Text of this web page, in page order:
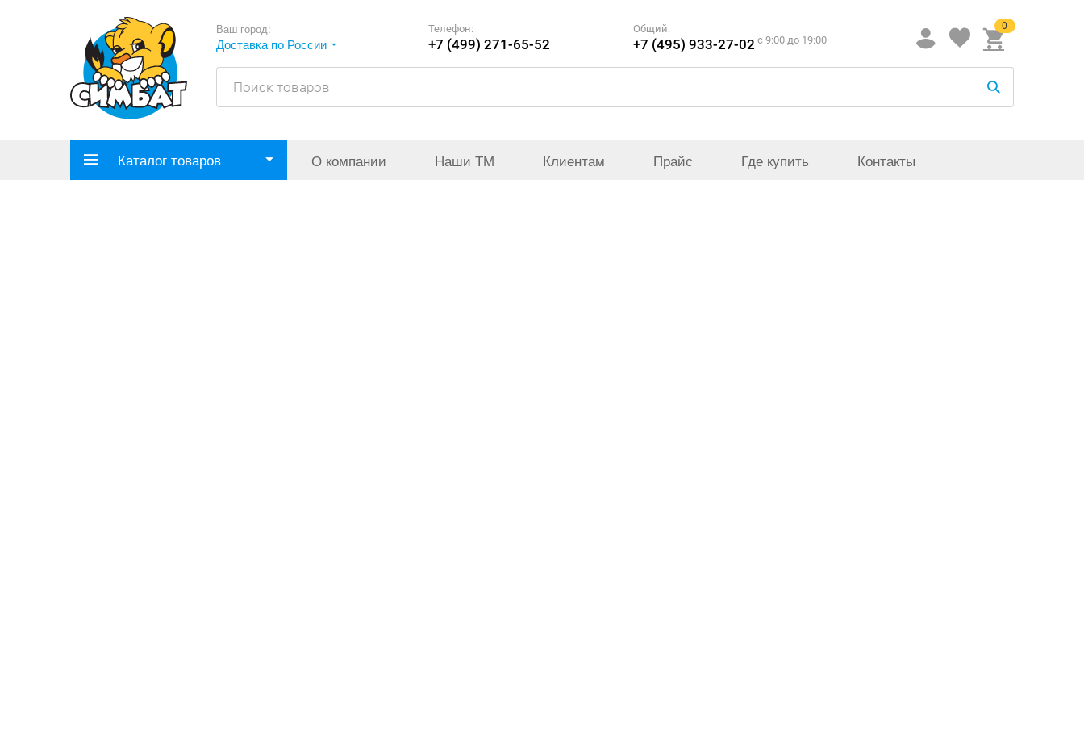
Ваш город:
Доставка по России
Телефон:
+7 (499) 271-65-52
Общий:
+7 (495) 933-27-02 c 9:00 до 19:00
0
Каталог товаров О компании Наши ТМ Клиентам Прайс Где купить Контакты